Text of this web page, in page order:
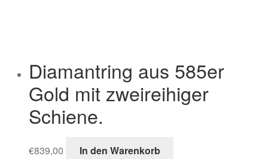
Diamantring aus 585er
Gold mit zweireihiger
Schiene.
€839,00 In den Warenkorb